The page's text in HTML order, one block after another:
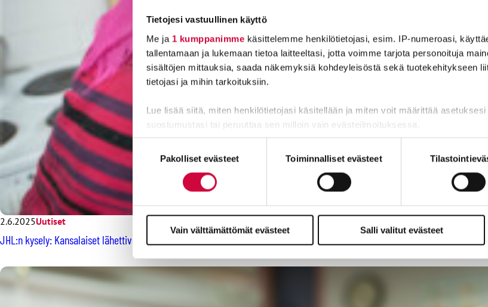
Tietojesi vastuullinen käyttö
Me ja 1 kumppanimme käsittelemme henkilötietojasi, esim. IP-numeroasi,
tallentamaan ja lukemaan tietoa laitteeltasi, jotta voimme tarjota personoituja
sisältöjen mittauksia, saada näkemyksiä kohdeyleisöstä sekä tuotekehitykseen
tietojasi ja mihin tarkoituksiin.
Lue lisää siitä, miten henkilötietojasi käsitellään ja miten voit määrittää asetuksesi
suostumustasi tai peruuttaa sen milloin vain evästeilmoituksessa.
Evästeistä osa on välttämättömiä, osa sivuston toimintaa parantavia, ja osaa
Pakolliset evästeet Toiminnalliset evästeet
Vain välttämättömät evästeet Salli valitut evästeet
2.6.2025Uutiset
JHL:n kysely: Kansalaiset lähettivät spontaanit terveiset uusille alueiden ja kuntien päättäjille